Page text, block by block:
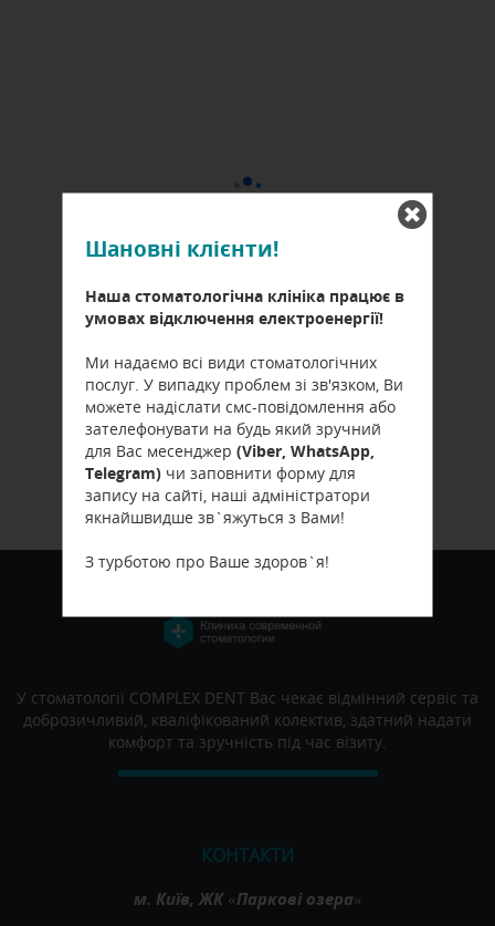
У стоматології COMPLEX DENT Вас чекає відмінний сервіс та
доброзичливий, кваліфікований колектив, здатний надати
комфорт та зручність під час візиту.
КОНТАКТИ
м. Київ, ЖК «Паркові озера»
Шановні клієнти!
Наша стоматологічна клініка працює в
умовах відключення електроенергії!
Ми надаємо всі види стоматологічних
послуг. У випадку проблем зі зв'язком, Ви
можете надіслати смс-повідомлення або
зателефонувати на будь який зручний
для Вас месенджер (Viber, WhatsApp,
Telegram)чи заповнити форму для
запису на сайті, наші адміністратори
якнайшвидше зв`яжуться з Вами!
З турботою про Ваше здоров`я!